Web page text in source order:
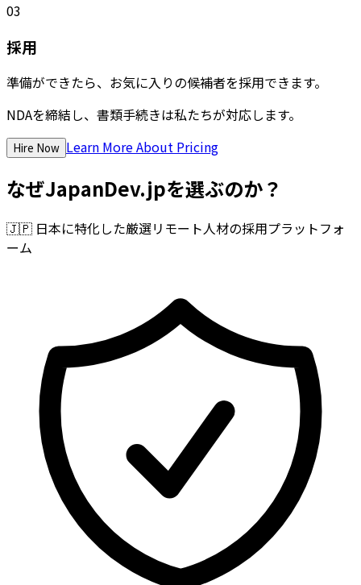
03
採用
準備ができたら、お気に入りの候補者を採用できます。
NDAを締結し、書類手続きは私たちが対応します。
Hire Now Learn More About Pricing
なぜJapanDev.jpを選ぶのか？
🇯🇵 日本に特化した厳選リモート人材の採用プラットフォ
ーム